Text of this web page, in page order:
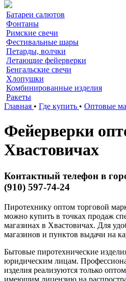
Батареи салютов
Фонтаны
Римские свечи
Фестивальные шары
Петарды, волчки
Летающие фейерверки
Бенгальские свечи
Хлопушки
Комбинированные изделия
Ракеты
Главная • Где купить • Оптовые
Фейерверки
Хвастовичах
Контактный телефон в
(910) 597-74-24
Пиротехнику оптом торговой
можно купить в точках продаж
магазинах в Хвастовичах. Для
магазинов и пунктов выдачи на
Бытовые пиротехнические
юридическим лицам.
изделия реализуются только
имеющим лицензию на